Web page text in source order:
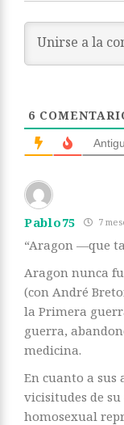
6
Pablo75 7
“Aragon —que
Aragon nunca
(con André
la Primera
guerra,
medicina.
En cuanto a sus
vicisitudes de
homosexual